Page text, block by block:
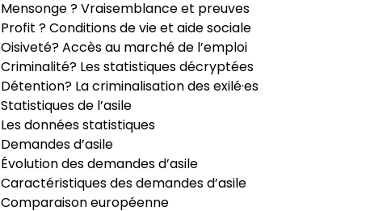
Mensonge ? Vraisemblance et preuves
Profit ? Conditions de vie et aide sociale
Oisiveté? Accès au marché de l’emploi
Criminalité? Les statistiques décryptées
Détention? La criminalisation des exilé·es
Statistiques de l’asile
Les données statistiques
Demandes d’asile
Évolution des demandes d’asile
Caractéristiques des demandes d’asile
Comparaison européenne